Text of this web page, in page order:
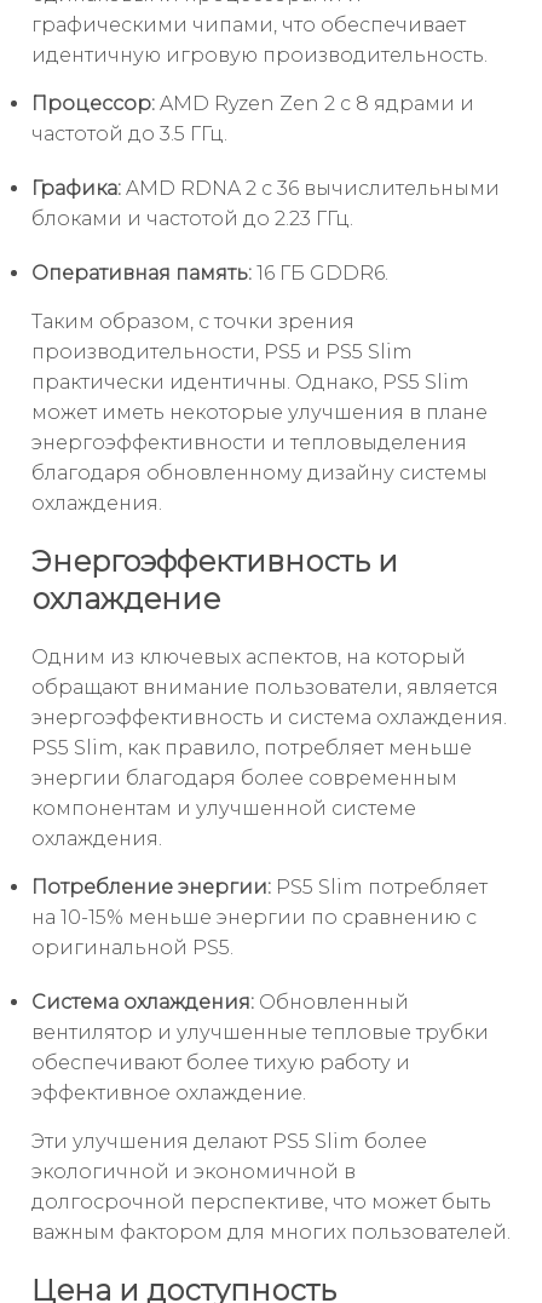
графическими чипами, что обеспечивает
идентичную игровую производительность.
Процессор: AMD Ryzen Zen 2 с 8 ядрами и
частотой до 3.5 ГГц.
Графика: AMD RDNA 2 с 36 вычислительными
блоками и частотой до 2.23 ГГц.
Оперативная память: 16 ГБ GDDR6.
Таким образом, с точки зрения
производительности, PS5 и PS5 Slim
практически идентичны. Однако, PS5 Slim
может иметь некоторые улучшения в плане
энергоэффективности и тепловыделения
благодаря обновленному дизайну системы
охлаждения.
Энергоэффективность и
охлаждение
Одним из ключевых аспектов, на который
обращают внимание пользователи, является
энергоэффективность и система охлаждения.
PS5 Slim, как правило, потребляет меньше
энергии благодаря более современным
компонентам и улучшенной системе
охлаждения.
Потребление энергии: PS5 Slim потребляет
на 10-15% меньше энергии по сравнению с
оригинальной PS5.
Система охлаждения: Обновленный
вентилятор и улучшенные тепловые трубки
обеспечивают более тихую работу и
эффективное охлаждение.
Эти улучшения делают PS5 Slim более
экологичной и экономичной в
долгосрочной перспективе, что может быть
важным фактором для многих пользователей.
Цена и доступность